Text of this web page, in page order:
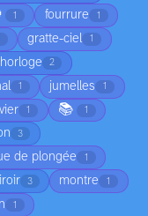
1 fourrure 1
gratte-ciel 1
horloge 2
1 jumelles 1
1 📚 1
3
de plongée 1
3 montre 1
1